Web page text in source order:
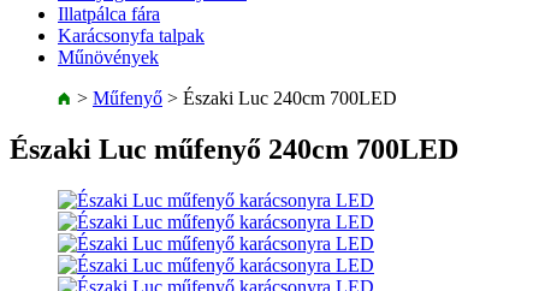
Illatpálca fára
Karácsonyfa talpak
Műnövények
> Műfenyő > Északi Luc 240cm 700LED
Északi Luc műfenyő 240cm 700LED